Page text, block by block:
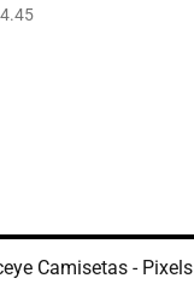
Camisetas - Pixels